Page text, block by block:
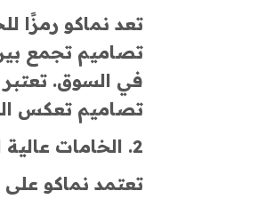
تعد نماكو رمزًا
تصاميم تجمع
في السوق.
تصاميم تعكس
2. الخامات عالية
تعتمد نماكو